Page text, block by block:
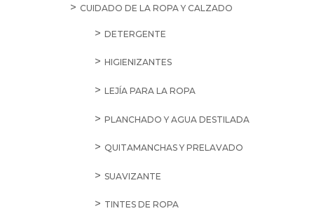
CUIDADO DE LA ROPA Y CALZADO
DETERGENTE
HIGIENIZANTES
LEJÍA PARA LA ROPA
PLANCHADO Y AGUA DESTILADA
QUITAMANCHAS Y PRELAVADO
SUAVIZANTE
TINTES DE ROPA